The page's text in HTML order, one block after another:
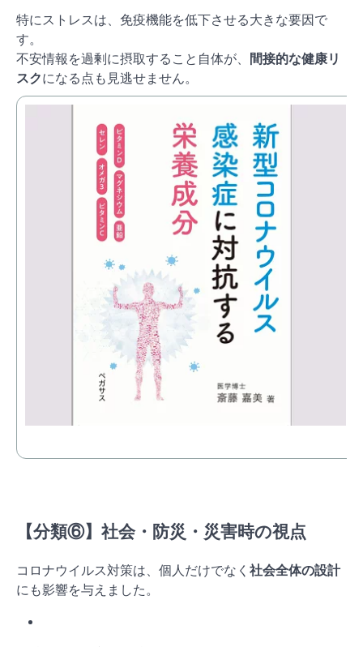
特にストレスは、免疫機能を低下させる大きな要因で
す。
不安情報を過剰に摂取すること自体が、 間接的な健康リ
スクになる点も見逃せません。
【分類⑥】社会・防災・災害時の視点
コロナウイルス対策は、個人だけでなく 社会全体の設計
にも影響を与えました。